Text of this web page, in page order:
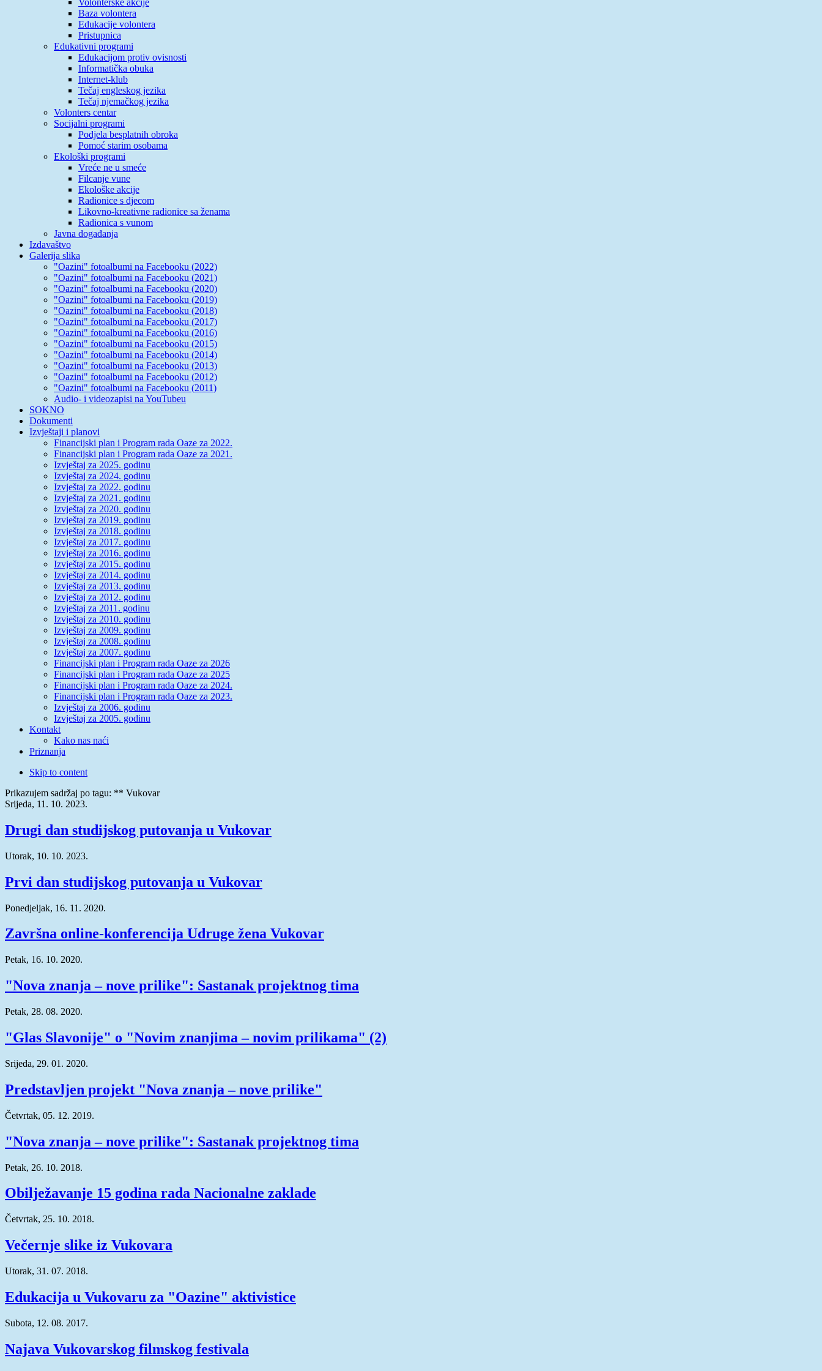
Baza volontera
Edukacije volontera
Pristupnica
Edukativni programi
Edukacijom protiv ovisnosti
Informatička obuka
Internet-klub
Tečaj engleskog jezika
Tečaj njemačkog jezika
Volonters centar
Socijalni programi
Podjela besplatnih obroka
Pomoć starim osobama
Ekološki programi
Vreće ne u smeće
Filcanje vune
Ekološke akcije
Radionice s djecom
Likovno-kreativne radionice sa ženama
Radionica s vunom
Javna događanja
Izdavaštvo
Galerija slika
"Oazini" fotoalbumi na Facebooku (2022)
"Oazini" fotoalbumi na Facebooku (2021)
"Oazini" fotoalbumi na Facebooku (2020)
"Oazini" fotoalbumi na Facebooku (2019)
"Oazini" fotoalbumi na Facebooku (2018)
"Oazini" fotoalbumi na Facebooku (2017)
"Oazini" fotoalbumi na Facebooku (2016)
"Oazini" fotoalbumi na Facebooku (2015)
"Oazini" fotoalbumi na Facebooku (2014)
"Oazini" fotoalbumi na Facebooku (2013)
"Oazini" fotoalbumi na Facebooku (2012)
"Oazini" fotoalbumi na Facebooku (2011)
Audio- i videozapisi na YouTubeu
SOKNO
Dokumenti
Izvještaji i planovi
Financijski plan i Program rada Oaze za 2022.
Financijski plan i Program rada Oaze za 2021.
Izvještaj za 2025. godinu
Izvještaj za 2024. godinu
Izvještaj za 2022. godinu
Izvještaj za 2021. godinu
Izvještaj za 2020. godinu
Izvještaj za 2019. godinu
Izvještaj za 2018. godinu
Izvještaj za 2017. godinu
Izvještaj za 2016. godinu
Izvještaj za 2015. godinu
Izvještaj za 2014. godinu
Izvještaj za 2013. godinu
Izvještaj za 2012. godinu
Izvještaj za 2011. godinu
Izvještaj za 2010. godinu
Izvještaj za 2009. godinu
Izvještaj za 2008. godinu
Izvještaj za 2007. godinu
Financijski plan i Program rada Oaze za 2026
Financijski plan i Program rada Oaze za 2025
Financijski plan i Program rada Oaze za 2024.
Financijski plan i Program rada Oaze za 2023.
Izvještaj za 2006. godinu
Izvještaj za 2005. godinu
Kontakt
Kako nas naći
Priznanja
Skip to content
Prikazujem sadržaj po tagu: ** Vukovar
Srijeda, 11. 10. 2023.
Drugi dan studijskog putovanja u Vukovar
Utorak, 10. 10. 2023.
Prvi dan studijskog putovanja u Vukovar
Ponedjeljak, 16. 11. 2020.
Završna online-konferencija Udruge žena Vukovar
Petak, 16. 10. 2020.
"Nova znanja – nove prilike": Sastanak projektnog tima
Petak, 28. 08. 2020.
"Glas Slavonije" o "Novim znanjima – novim prilikama" (2)
Srijeda, 29. 01. 2020.
Predstavljen projekt "Nova znanja – nove prilike"
Četvrtak, 05. 12. 2019.
"Nova znanja – nove prilike": Sastanak projektnog tima
Petak, 26. 10. 2018.
Obilježavanje 15 godina rada Nacionalne zaklade
Četvrtak, 25. 10. 2018.
Večernje slike iz Vukovara
Utorak, 31. 07. 2018.
Edukacija u Vukovaru za "Oazine" aktivistice
Subota, 12. 08. 2017.
Najava Vukovarskog filmskog festivala